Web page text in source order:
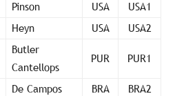
Pinson USA
USA1
Heyn USA USA2
Butler
Cantellops
PUR PUR1
De Campos BRA
BRA2